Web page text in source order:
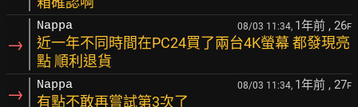
→
Nappa 08/03 11:34, 1年前 , 26F
近一年不同時間在PC24買了兩台4K螢幕 都發現亮
點 順利退貨
→ Nappa 08/03 11:34, 1年前 , 27F
有點不敢再嘗試第3次了